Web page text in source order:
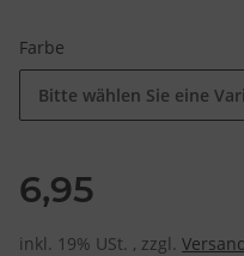
Farbe
Bitte wählen Sie eine
6,95
inkl. 19% USt. , zzgl. Versand